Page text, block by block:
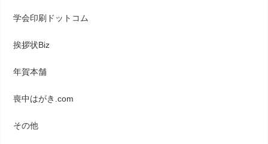
学会印刷ドットコム
挨拶状Biz
年賀本舗
喪中はがき.com
その他